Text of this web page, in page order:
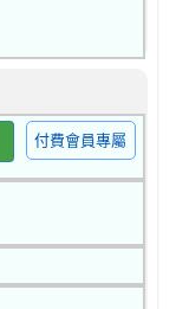
付費會員專屬